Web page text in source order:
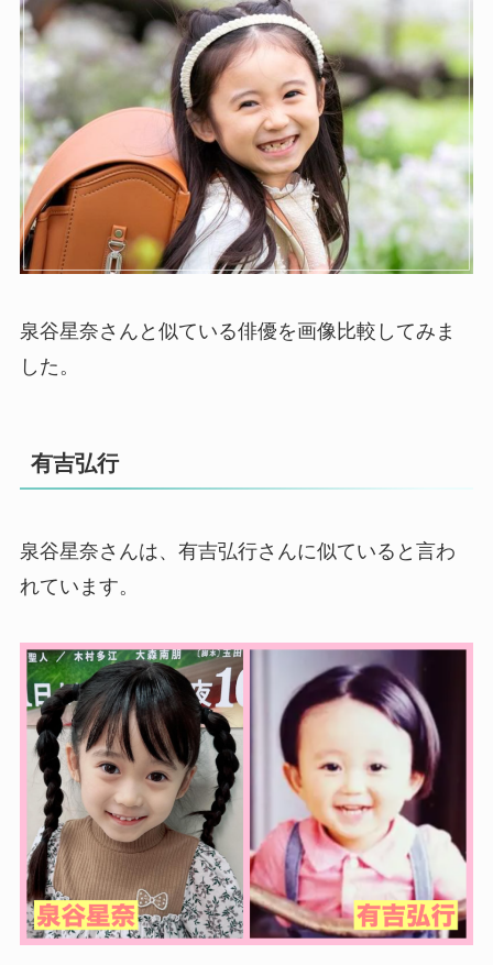
泉谷星奈さんと似ている俳優を画像比較してみま
した。
有吉弘行
泉谷星奈さんは、有吉弘行さんに似ていると言わ
れています。